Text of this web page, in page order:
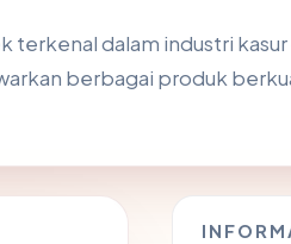
terkenal dalam industri
berbagai produk